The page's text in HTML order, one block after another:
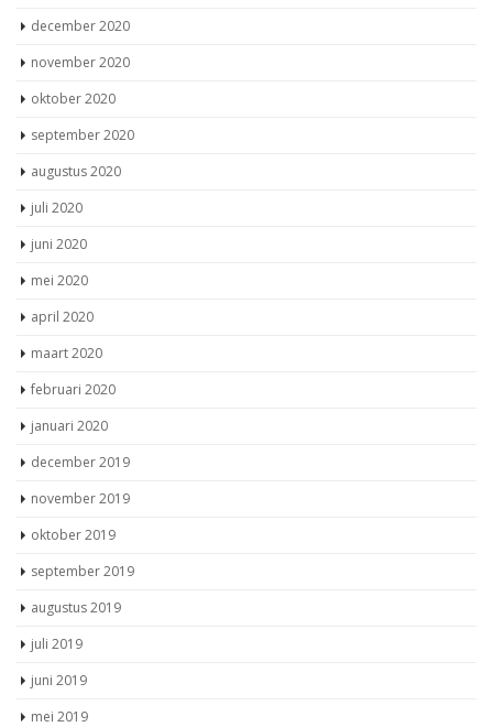
december 2020
november 2020
oktober 2020
september 2020
augustus 2020
juli 2020
juni 2020
mei 2020
april 2020
maart 2020
februari 2020
januari 2020
december 2019
november 2019
oktober 2019
september 2019
augustus 2019
juli 2019
juni 2019
mei 2019